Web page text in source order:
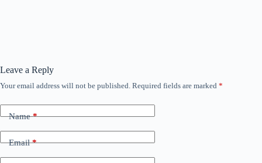
Leave a Reply
Your email address will not be published. Required fields are marked *
Name*
Email*